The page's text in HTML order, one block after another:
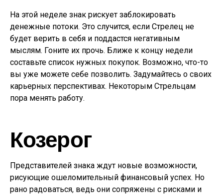
На этой неделе знак рискует заблокировать
денежные потоки. Это случится, если Стрелец не
будет верить в себя и поддастся негативным
мыслям. Гоните их прочь. Ближе к концу недели
составьте список нужных покупок. Возможно, что-то
вы уже можете себе позволить. Задумайтесь о своих
карьерных перспективах. Некоторым Стрельцам
пора менять работу.
Козерог
Представителей знака ждут новые возможности,
рисующие ошеломительный финансовый успех. Но
рано радоваться, ведь они сопряжены с рисками и